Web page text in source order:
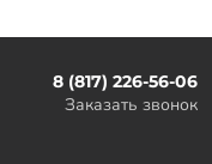
8 (817) 226-56-06
Заказать звонок